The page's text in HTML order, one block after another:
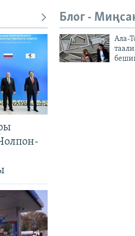
Блог -
Ала-